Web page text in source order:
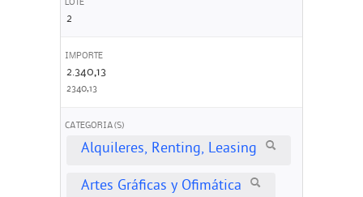
LOTE
2
IMPORTE
2.340,13
2340,13
CATEGORIA(S)
Alquileres, Renting, Leasing
Artes Gráficas y Ofimática